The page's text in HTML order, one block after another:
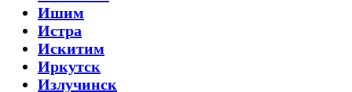
Ишим
Истра
Искитим
Иркутск
Излучинск